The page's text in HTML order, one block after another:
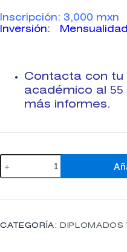
Inscripción: 3,000 mxn
Inversión:
Contacta con tu
académico al 55
más informes.
DIPLOMADO
EN
TÉCNICAS
cantidad
CATEGORÍA: DIPLOMADOS